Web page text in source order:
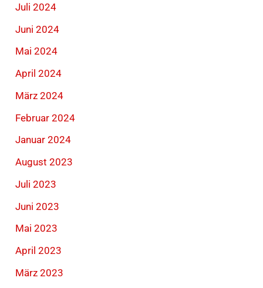
Juli 2024
Juni 2024
Mai 2024
April 2024
März 2024
Februar 2024
Januar 2024
August 2023
Juli 2023
Juni 2023
Mai 2023
April 2023
März 2023